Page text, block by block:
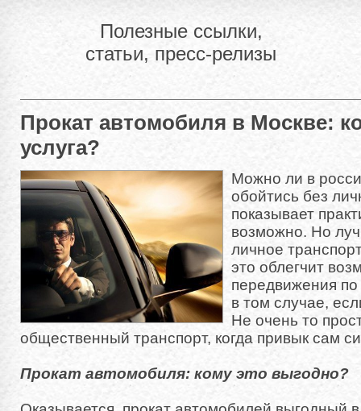
Полезные ссылки,
статьи, пресс-релизы
Прокат автомобиля в Москве:
услуга?
Можно ли в
обойтись без
показывает
возможно. Но
личное
это облегчит
передвижения
в том случае,
Не очень то
общественный транспорт, когда привык сам
Прокат автомобиля: кому это выгодно?